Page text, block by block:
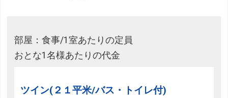
部屋：食事/1室あたりの定員
おとな1名様あたりの代金
ツイン(２１平米/バス・トイレ付)